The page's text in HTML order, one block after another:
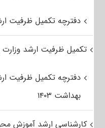
دفترچه تکمیل ظرفیت ارشد
تکمیل ظرفیت ارشد وزارت
دفترچه تکمیل ظرفیت
بهداشت ۱۴۰۳
کارشناسی ارشد آموزش